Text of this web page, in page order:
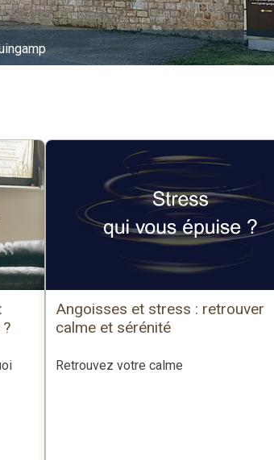
Angoisses et stress : retrouver
calme et sérénité
Retrouvez votre calme